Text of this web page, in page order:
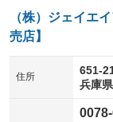
（株）ジェイエ
売店】
住所
651-
兵庫